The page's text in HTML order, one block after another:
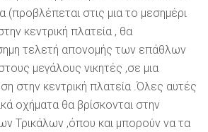
(προβλέπεται στις μια το μεσημέρι
κεντρική πλατεία , θα
τελετή απονομής των επάθλων
μεγάλους νικητές ,σε μια
στην κεντρική πλατεία .Όλες αυτές
οχήματα θα βρίσκονται στην
Τρικάλων ,όπου και μπορούν να τα